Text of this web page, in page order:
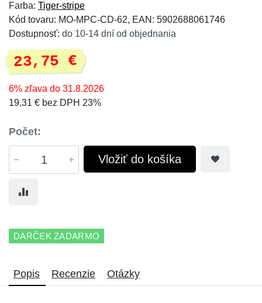
Farba: Tiger-stripe
Kód tovaru: MO-MPC-CD-62, EAN: 5902688061746
Dostupnosť: do 10-14 dní od objednania
23,75 €
6% zľava do 31.8.2026
19,31 € bez DPH 23%
Počet:
Vložiť do košíka
DARČEK ZADARMO
Popis Recenzie Otázky